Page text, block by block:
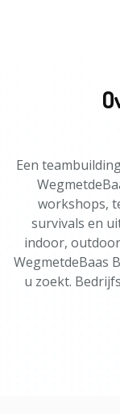
Een
workshops,
survivals en
indoor,
WegmetdeBaas
u zoekt.